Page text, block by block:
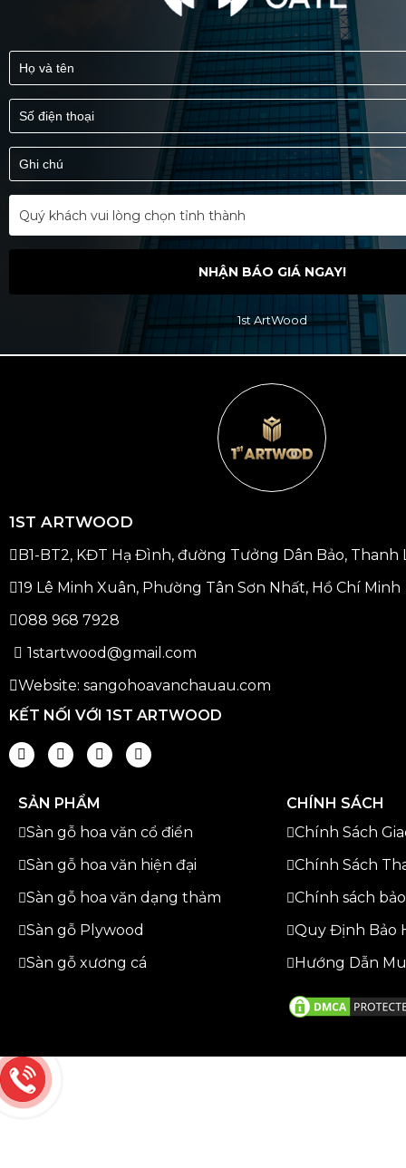
Quý khách vui lòng chọn tỉnh thành
NHẬN BÁO GIÁ NGAY!
1st ArtWood
1ST ARTWOOD
B1-BT2, KĐT Hạ Đình, đường Tưởng Dân Bảo, Thanh
19 Lê Minh Xuân, Phường Tân Sơn Nhất, Hồ Chí Minh
088 968 7928
1startwood@gmail.com
Website: sangohoavanchauau.com
KẾT NỐI VỚI 1ST ARTWOOD
SẢN PHẨM
Sàn gỗ hoa văn cổ điển
Sàn gỗ hoa văn hiện đại
Sàn gỗ hoa văn dạng thảm
Sàn gỗ Plywood
Sàn gỗ xương cá
CHÍNH SÁCH
Chính Sách
Chính Sách
Chính sách
Quy Định Bảo
Hướng Dẫn